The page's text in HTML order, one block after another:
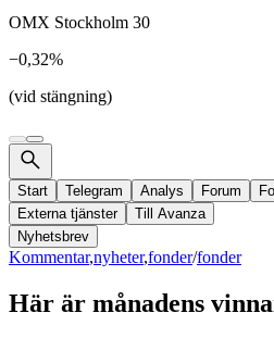
OMX Stockholm 30
−0,32%
(vid stängning)
Start Telegram Analys Forum
Externa tjänster
Till Avanza
Nyhetsbrev
Kommentar,nyheter,fonder/fonder
Här är månadens